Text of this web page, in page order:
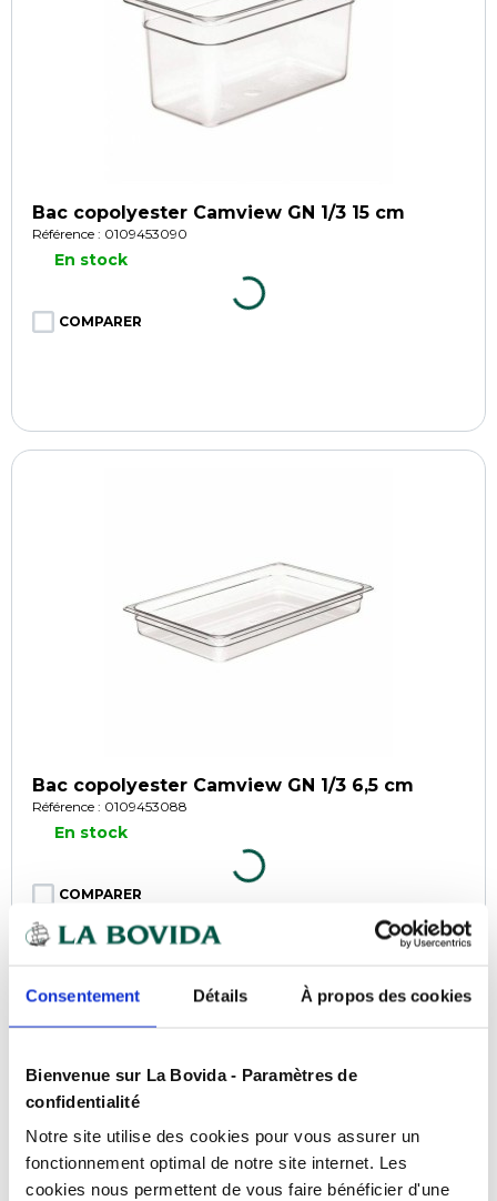
Consentement Détails À propos des cookies
Bienvenue sur La Bovida - Paramètres de
confidentialité
Notre site utilise des cookies pour vous assurer un
fonctionnement optimal de notre site internet. Les
cookies nous permettent de vous faire bénéficier d'une
Bac copolyester Camview GN 1/3 15 cm
Référence : 0109453090
En stock
COMPARER
Bac copolyester Camview GN 1/3 6,5 cm
Référence : 0109453088
En stock
COMPARER